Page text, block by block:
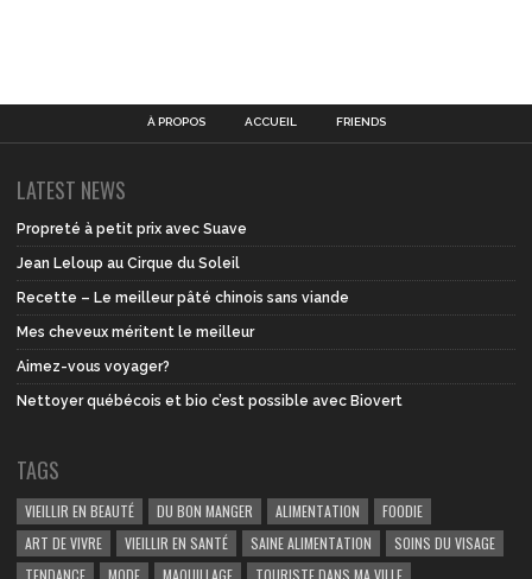
À PROPOS ACCUEIL FRIENDS
LATEST NEWS
Propreté à petit prix avec Suave
Jean Leloup au Cirque du Soleil
Recette – Le meilleur pâté chinois sans viande
Mes cheveux méritent le meilleur
Aimez-vous voyager?
Nettoyer québécois et bio c’est possible avec Biovert
TAGS
VIEILLIR EN BEAUTÉ DU BON MANGER ALIMENTATION
FOODIE
ART DE VIVRE
VIEILLIR EN SANTÉ SAINE ALIMENTATION
SOINS DU VISAGE